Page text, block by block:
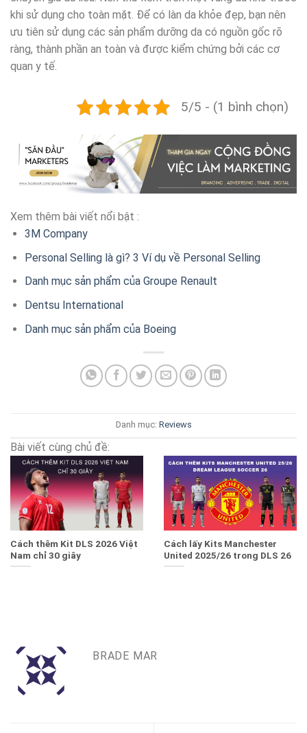
khi sử dụng cho toàn mặt. Để có làn da khỏe đẹp, bạn nên
ưu tiên sử dụng các sản phẩm dưỡng da có nguồn gốc rõ
ràng, thành phần an toàn và được kiểm chứng bởi các cơ
quan y tế.
5/5 - (1 bình chọn)
Xem thêm bài viết nổi bật :
3M Company
Personal Selling là gì? 3 Ví dụ về Personal Selling
Danh mục sản phẩm của Groupe Renault
Dentsu International
Danh mục sản phẩm của Boeing
Danh mục: Reviews
Bài viết cùng chủ đề:
Cách thêm Kit DLS 2026 Việt
Nam chỉ 30 giây
Cách lấy Kits Manchester
United 2025/26 trong DLS 26
BRADE MAR